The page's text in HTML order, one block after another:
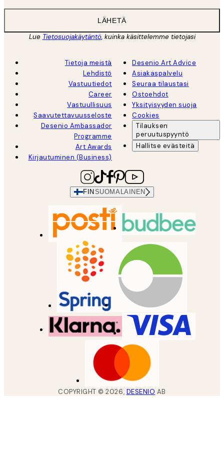
LÄHETÄ
Lue Tietosuojakäytäntö, kuinka käsittelemme tietojasi
Tietoja meistä
Lehdistö
Vastuutiedot
Career
Vastuullisuus
Saavutettavuusseloste
Desenio Ambassador
Programme
Art Awards
Kirjautuminen (Business)
Desenio Art Advice
Asiakaspalvelu
Seuraa tilaustasi
Ostoehdot
Yksityisyyden suoja
Cookies
Tilauksen
peruutuspyyntö
Hallitse evästeitä
FIN SUOMALAINEN
COPYRIGHT ©2026, DESENIO AB